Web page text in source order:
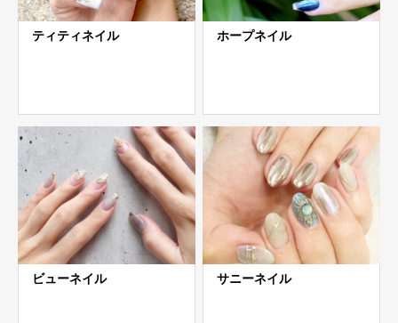
ティティネイル ホープネイル
ビューネイル サニーネイル